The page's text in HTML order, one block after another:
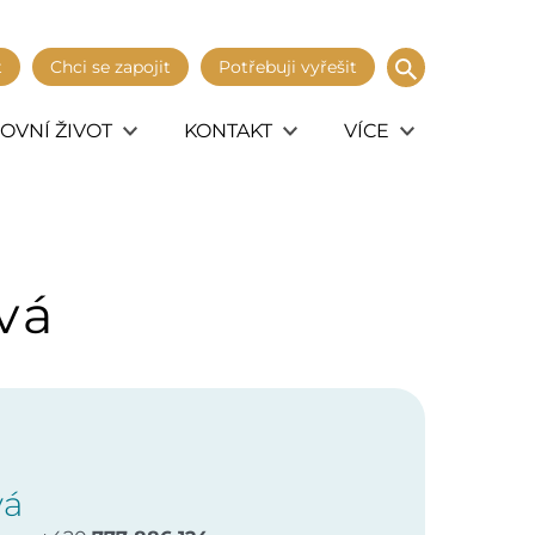
Chci se zapojit Potřebuji vyřešit
ŽIVOT KONTAKT VÍCE